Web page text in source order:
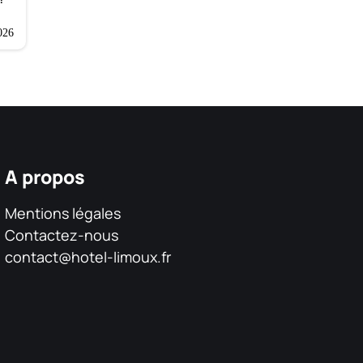
A propos
Mentions légales
Contactez-nous
contact@hotel-limoux.fr